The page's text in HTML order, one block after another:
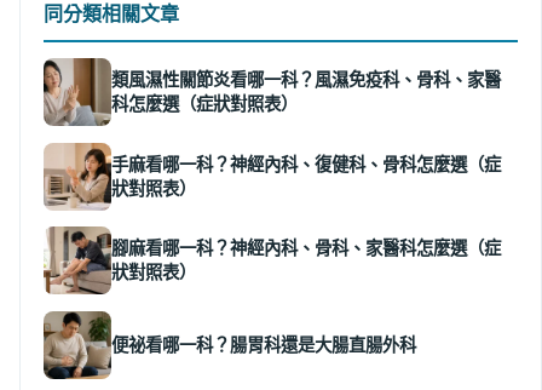
同分類相關文章
類風濕性關節炎看哪一科？風濕免疫科、骨科、家醫
科怎麼選（症狀對照表）
手麻看哪一科？神經內科、復健科、骨科怎麼選（症
狀對照表）
腳麻看哪一科？神經內科、骨科、家醫科怎麼選（症
狀對照表）
便祕看哪一科？腸胃科還是大腸直腸外科